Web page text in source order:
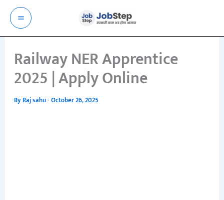
Skip
content
Railway NER Apprentice
2025 | Apply Online
ByRaj sahu-October 26, 2025